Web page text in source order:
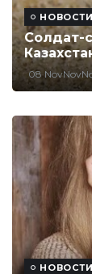
Солдат-
08